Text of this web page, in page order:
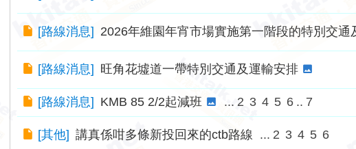
[路線消息] 2026年維園年宵市場實施第一階段的特別交通
[路線消息] 旺角花墟道一帶特別交通及運輸安排
[路線消息] KMB 85 2/2起減班 ... 2 3 4 5 6 .. 7
[其他] 講真係咁多條新投回來的ctb路線 ... 2 3 4 5 6